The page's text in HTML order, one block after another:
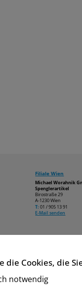
Filiale Wien
Michael Worahnik
Spenglerartikel
Birostraße 29
A-1230 Wien
T: 01 / 905 13 91
E-Mail senden
die Cookies, die
notwendig